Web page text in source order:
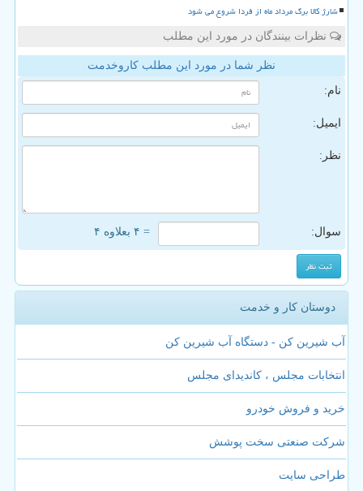
شارژ کالا برگ مرداد ماه از فردا شروع می شود
نظرات بینندگان در مورد این مطلب
نظر شما در مورد این مطلب کاروخدمت
نام:
ایمیل:
نظر:
سوال: = ۴ بعلاوه ۴
دوستان کار و خدمت
آب شیرین کن - دستگاه آب شیرین کن
انتخابات مجلس ، کاندیدای مجلس
خرید و فروش خودرو
شرکت صنعتی سخت پوشش
طراحی سایت